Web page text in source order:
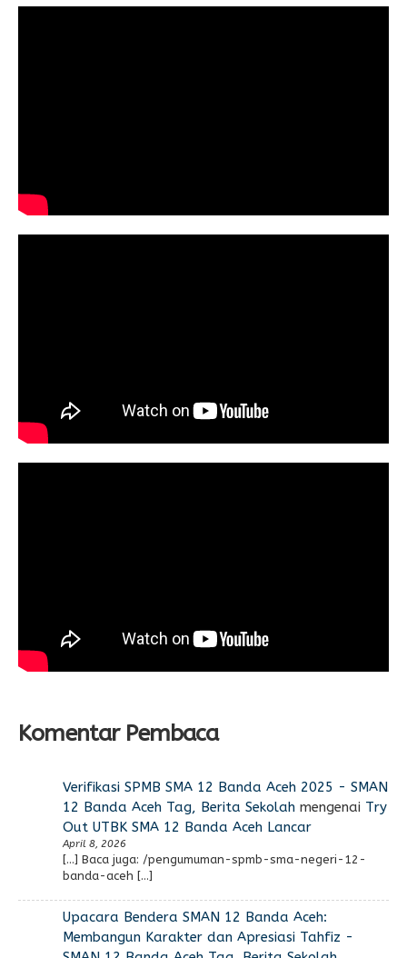
Komentar Pembaca
Verifikasi SPMB SMA 12 Banda Aceh 2025 - SMAN
12 Banda Aceh Tag, Berita Sekolahmengenai Try
Out UTBK SMA 12 Banda Aceh Lancar
April 8, 2026
[…] Baca juga: /pengumuman-spmb-sma-negeri-12-
banda-aceh […]
Upacara Bendera SMAN 12 Banda Aceh:
Membangun Karakter dan Apresiasi Tahfiz -